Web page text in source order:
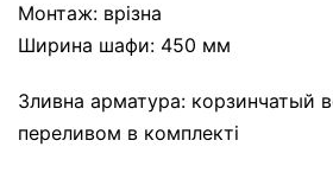
Монтаж: врізна
Ширина шафи: 450 мм
Зливна арматура: корзинчатый
переливом в комплекті